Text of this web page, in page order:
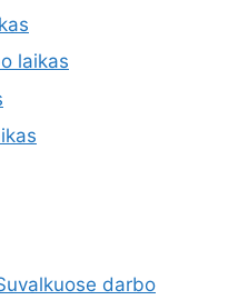
laikas
darbo